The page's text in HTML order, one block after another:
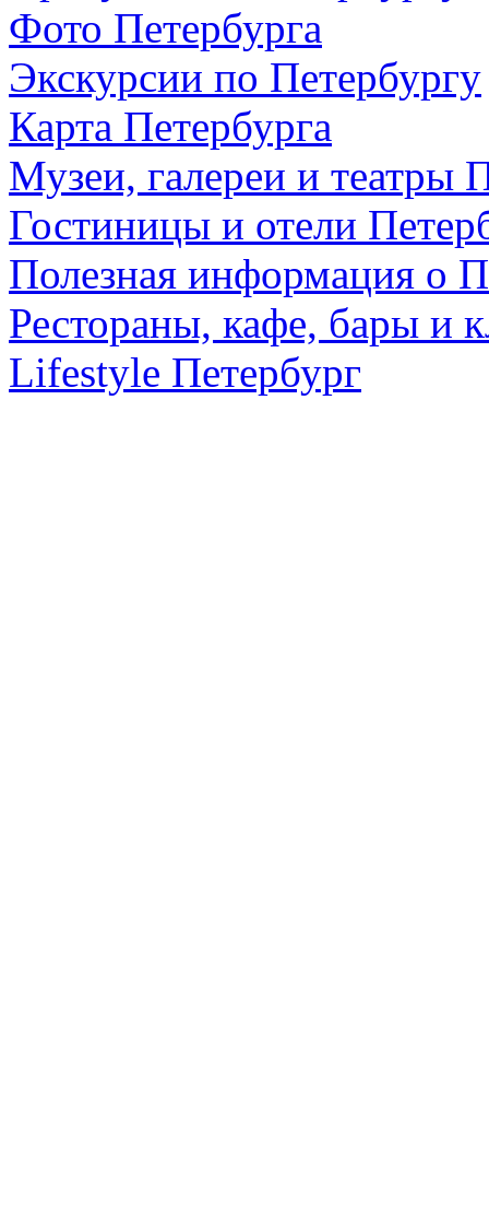
Фото Петербурга
Экскурсии по Петербургу
Карта Петербурга
Музеи, галереи и театры
Гостиницы и отели
Полезная информация о
Рестораны, кафе, бары и
Lifestyle Петербург